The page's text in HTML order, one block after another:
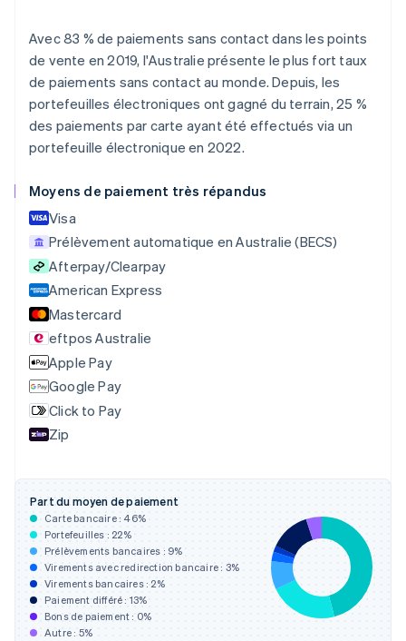
Avec 83 % de paiements sans contact dans les points
de vente en 2019, l'Australie présente le plus fort taux
de paiements sans contact au monde. Depuis, les
portefeuilles électroniques ont gagné du terrain, 25 %
des paiements par carte ayant été effectués via un
portefeuille électronique en 2022.
Moyens de paiement très répandus
Visa
Prélèvement automatique en Australie (BECS)
Afterpay/Clearpay
American Express
Mastercard
eftpos Australie
Apple Pay
Google Pay
Click to Pay
Zip
Part du moyen de paiement
Carte bancaire : 46%
Portefeuilles : 22%
Prélèvements bancaires : 9%
Virements avec redirection bancaire : 3%
Virements bancaires : 2%
Paiement différé : 13%
Bons de paiement : 0%
Autre : 5%
Australie
English
Autriche
Deutsch English
Belgique
NederlandsFrançaisDeutschEnglish
Brésil
Bulgarie
English
Canada
English Français
简体中文English
Chypre
English
English Italiano
Danemark
English
Émirats arabes unis
English
Espagne
Estonie
English
États-Unis
EnglishEspañol
Finlande
EnglishSvenska
France
FrançaisEnglish
Gibraltar